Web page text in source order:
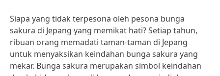
Siapa yang tidak terpesona oleh pesona bunga
sakura di Jepang yang memikat hati? Setiap tahun,
ribuan orang memadati taman-taman di Jepang
untuk menyaksikan keindahan bunga sakura yang
mekar. Bunga sakura merupakan simbol keindahan